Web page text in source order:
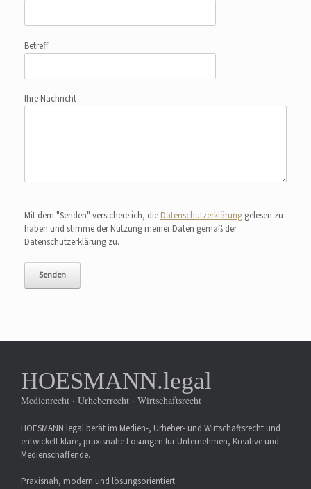
Betreff
Ihre Nachricht
Mit dem "Senden" versichere ich, die Datenschutzerklärung gelesen zu
haben und stimme der Nutzung meiner Daten gemäß der
Datenschutzerklärung zu.
HOESMANN.legal
Medienrecht · Urheberrecht · Wirtschaftsrecht
HOESMANN.legal berät im Medien-, Urheber- und Wirtschaftsrecht und
entwickelt klare, praxisnahe Lösungen für Unternehmen, Kreative und
Medienschaffende.
Praxisnah, modern und lösungsorientiert.